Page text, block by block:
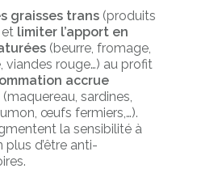
graisses trans(produits
et limiter l’apport en
(beurre, fromage,
viandes rouge…) au profit
accrue
(maquereau, sardines,
œufs fermiers,…).
la sensibilité à
plus d’être anti-